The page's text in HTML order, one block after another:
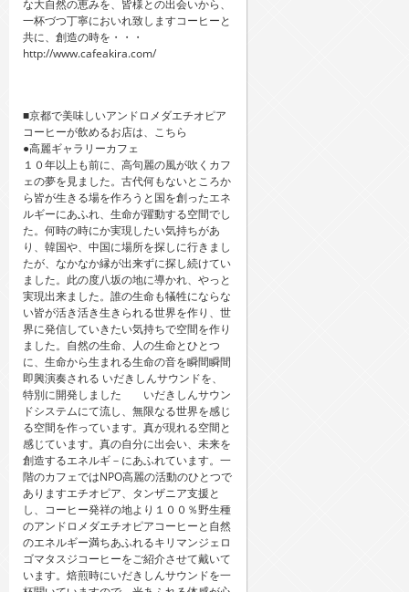
な大自然の恵みを、皆様との出会いから、
一杯づつ丁寧においれ致しますコーヒーと
共に、創造の時を・・・
http://www.cafeakira.com/
■京都で美味しいアンドロメダエチオピア
コーヒーが飲めるお店は、こちら
●高麗ギャラリーカフェ
１０年以上も前に、高句麗の風が吹くカフ
ェの夢を見ました。古代何もないところか
ら皆が生きる場を作ろうと国を創ったエネ
ルギーにあふれ、生命が躍動する空間でし
た。何時の時にか実現したい気持ちがあ
り、韓国や、中国に場所を探しに行きまし
たが、なかなか縁が出来ずに探し続けてい
ました。此の度八坂の地に導かれ、やっと
実現出来ました。誰の生命も犠牲にならな
い皆が活き活き生きられる世界を作り、世
界に発信していきたい気持ちで空間を作り
ました。自然の生命、人の生命とひとつ
に、生命から生まれる生命の音を瞬間瞬間
即興演奏される いだきしんサウンドを、
特別に開発しました いだきしんサウン
ドシステムにて流し、無限なる世界を感じ
る空間を作っています。真が現れる空間と
感じています。真の自分に出会い、未来を
創造するエネルギ－にあふれています。一
階のカフェではNPO高麗の活動のひとつで
ありますエチオピア、タンザニア支援と
し、コーヒー発祥の地より１００％野生種
のアンドロメダエチオピアコーヒーと自然
のエネルギー満ちあふれるキリマンジェロ
ゴマタスジコーヒーをご紹介させて戴いて
います。焙煎時にいだきしんサウンドを一